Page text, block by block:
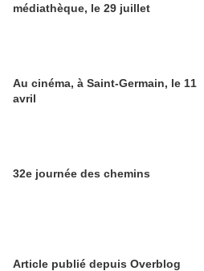
médiathèque, le 29 juillet
Au cinéma, à Saint-Germain, le 11
avril
32e journée des chemins
Article publié depuis Overblog